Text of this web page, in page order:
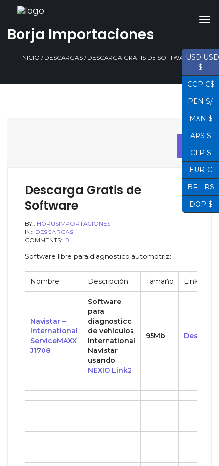
Borja Importaciones
INICIO / DESCARGAS / DESCARGA GRATIS DE SOFTWARE
Descarga Gratis de
Software
BY:: HORUSIMPORTACIONES
IN:: DESCARGAS
COMMENTS:: 0
14
ABR
Software libre para diagnostico automotriz:
Nombre Descripción Tamaño Link
Navistar –
International
ServiceMAXX
J1708
Software
para
diagnostico
de vehículos
International
Navistar
usando
NEXIQ Link2
95Mb Descarga
USD USD
$
COP C$
PEN S/.
MXN $
ARS $
CLP $
EUR €
BRL R$
DOP $